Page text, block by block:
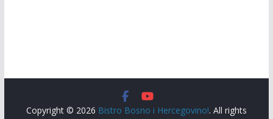
Copyright © 2026 Bistro Bosno i Hercegovino!. All rights